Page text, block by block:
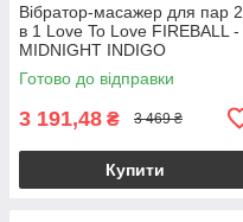
Вібратор-масажер для пар 2
в 1 Love To Love FIREBALL -
MIDNIGHT INDIGO
Готово до відправки
3 191,48 ₴ 3 469 ₴
Купити